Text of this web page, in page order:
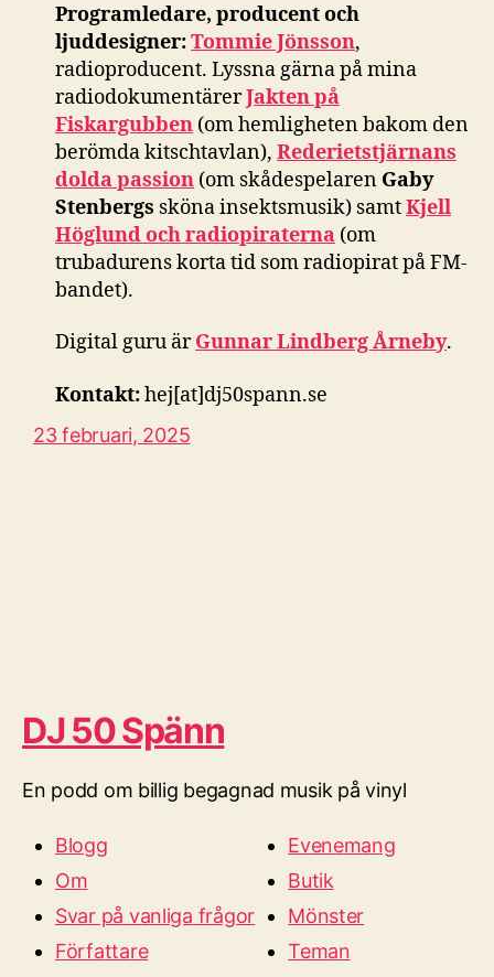
Programledare, producent och
ljuddesigner:Tommie Jönsson,
radioproducent. Lyssna gärna på mina
radiodokumentärerJakten på
Fiskargubben (om hemligheten bakom den
berömda kitschtavlan), Rederietstjärnans
dolda passion (om skådespelaren Gaby
Stenbergs sköna insektsmusik) samtKjell
Höglund och radiopiraterna (om
trubadurens korta tid som radiopirat på FM-
bandet).
Digital guru ärGunnar Lindberg Årneby.
Kontakt:hej[at]dj50spann.se
23 februari, 2025
DJ 50 Spänn
En podd om billig begagnad musik på vinyl
Blogg
Om
Svar på vanliga frågor
Författare
Evenemang
Butik
Mönster
Teman